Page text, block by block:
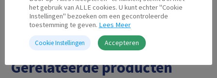
voor alledaagse taken en multimedia
Gerelateerde producten
het gebruik van ALLE cookies. U kunt echter "Cookie
Instellingen" bezoeken om een gecontroleerde
toestemming te geven. Lees Meer
Cookie Instellingen Accepteren